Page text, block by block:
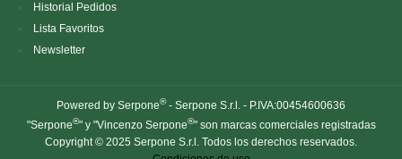
Historial Pedidos
Lista Favoritos
Newsletter
Powered by Serpone®- Serpone S.r.l. - P.IVA:00454600636
"Serpone®" y "Vincenzo Serpone®" son marcas comerciales registradas
Copyright © 2025 Serpone S.r.l. Todos los derechos reservados.